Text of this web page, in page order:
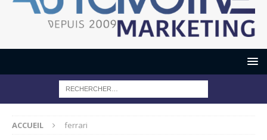
ACCUEIL ferrari